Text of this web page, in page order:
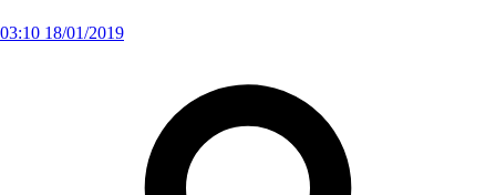
03:10 18/01/2019